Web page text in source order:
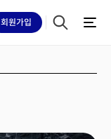
회원가입